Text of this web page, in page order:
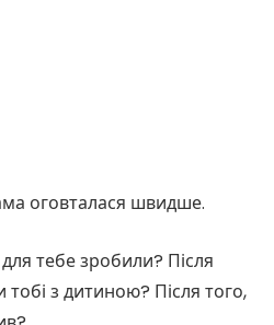
оговталася швидше.
тебе зробили? Після
з дитиною? Після того,